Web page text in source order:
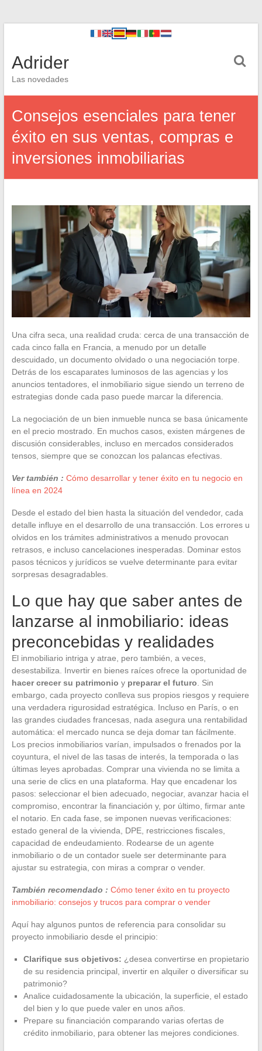
Adrider
Las novedades
Consejos esenciales para tener
éxito en sus ventas, compras e
inversiones inmobiliarias
Una cifra seca, una realidad cruda: cerca de una transacción de
cada cinco falla en Francia, a menudo por un detalle
descuidado, un documento olvidado o una negociación torpe.
Detrás de los escaparates luminosos de las agencias y los
anuncios tentadores, el inmobiliario sigue siendo un terreno de
estrategias donde cada paso puede marcar la diferencia.
La negociación de un bien inmueble nunca se basa únicamente
en el precio mostrado. En muchos casos, existen márgenes de
discusión considerables, incluso en mercados considerados
tensos, siempre que se conozcan los palancas efectivas.
Ver también : Cómo desarrollar y tener éxito en tu negocio en
línea en 2024
Desde el estado del bien hasta la situación del vendedor, cada
detalle influye en el desarrollo de una transacción. Los errores u
olvidos en los trámites administrativos a menudo provocan
retrasos, e incluso cancelaciones inesperadas. Dominar estos
pasos técnicos y jurídicos se vuelve determinante para evitar
sorpresas desagradables.
Lo que hay que saber antes de
lanzarse al inmobiliario: ideas
preconcebidas y realidades
El inmobiliario intriga y atrae, pero también, a veces,
desestabiliza. Invertir en bienes raíces ofrece la oportunidad de
hacer crecer su patrimonio y preparar el futuro . Sin
embargo, cada proyecto conlleva sus propios riesgos y requiere
una verdadera rigurosidad estratégica. Incluso en París, o en
las grandes ciudades francesas, nada asegura una rentabilidad
automática: el mercado nunca se deja domar tan fácilmente.
Los precios inmobiliarios varían, impulsados o frenados por la
coyuntura, el nivel de las tasas de interés, la temporada o las
últimas leyes aprobadas. Comprar una vivienda no se limita a
una serie de clics en una plataforma. Hay que encadenar los
pasos: seleccionar el bien adecuado, negociar, avanzar hacia el
compromiso, encontrar la financiación y, por último, firmar ante
el notario. En cada fase, se imponen nuevas verificaciones:
estado general de la vivienda, DPE, restricciones fiscales,
capacidad de endeudamiento. Rodearse de un agente
inmobiliario o de un contador suele ser determinante para
ajustar su estrategia, con miras a comprar o vender.
También recomendado : Cómo tener éxito en tu proyecto
inmobiliario: consejos y trucos para comprar o vender
Aquí hay algunos puntos de referencia para consolidar su
proyecto inmobiliario desde el principio:
Clarifique sus objetivos: ¿desea convertirse en propietario
de su residencia principal, invertir en alquiler o diversificar su
patrimonio?
Analice cuidadosamente la ubicación, la superficie, el estado
del bien y lo que puede valer en unos años.
Prepare su financiación comparando varias ofertas de
crédito inmobiliario, para obtener las mejores condiciones.